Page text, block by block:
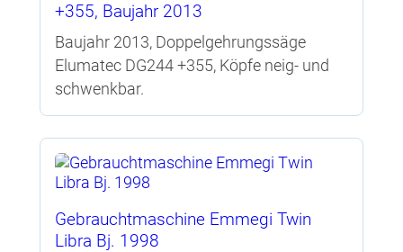
+355, Baujahr 2013
Baujahr 2013, Doppelgehrungssäge
Elumatec DG244 +355, Köpfe neig- und
schwenkbar.
Gebrauchtmaschine Emmegi Twin
Libra Bj. 1998